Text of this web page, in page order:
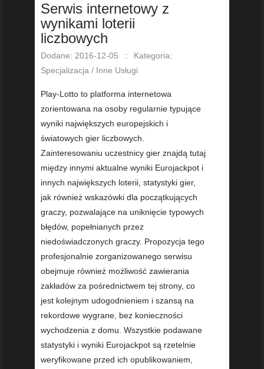
Serwis internetowy z
wynikami loterii
liczbowych
Dodane: 2016-12-05 ::
Kategoria:
Specjalizacja / Inne Usługi
Play-Lotto to platforma internetowa
zorientowana na osoby regularnie typujące
wyniki największych europejskich i
światowych gier liczbowych.
Zainteresowaniu uczestnicy gier znajdą tutaj
między innymi aktualne wyniki Eurojackpot i
innych największych loterii, statystyki gier,
jak również wskazówki dla początkujących
graczy, pozwalające na uniknięcie typowych
błędów, popełnianych przez
niedoświadczonych graczy. Propozycja tego
profesjonalnie zorganizowanego serwisu
obejmuje również możliwość zawierania
zakładów za pośrednictwem tej strony, co
jest kolejnym udogodnieniem i szansą na
rekordowe wygrane, bez konieczności
wychodzenia z domu. Wszystkie podawane
statystyki i wyniki Eurojackpot są rzetelnie
weryfikowane przed ich opublikowaniem,